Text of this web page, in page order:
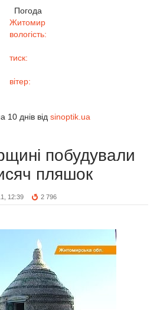
Погода
Житомир
вологість:
тиск:
вітер:
10 днів від sinoptik.ua
побудували
пляшок
12:39 2 796